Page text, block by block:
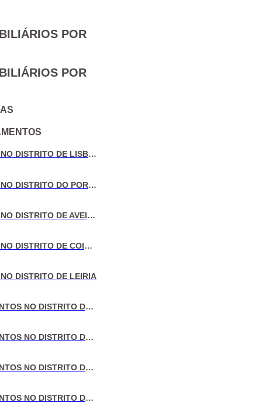
POR
POR
VENDA DE MORADIAS NO DISTRITO DE LISBOA
VENDA DE MORADIAS NO DISTRITO DO PORTO
VENDA DE MORADIAS NO DISTRITO DE AVEIRO
VENDA DE MORADIAS NO DISTRITO DE COIMBRA
DISTRITO DE LEIRIA
VENDA DE APARTAMENTOS NO DISTRITO DE LISBOA
VENDA DE APARTAMENTOS NO DISTRITO DO PORTO
VENDA DE APARTAMENTOS NO DISTRITO DE AVEIRO
VENDA DE APARTAMENTOS NO DISTRITO DE COIMBRA